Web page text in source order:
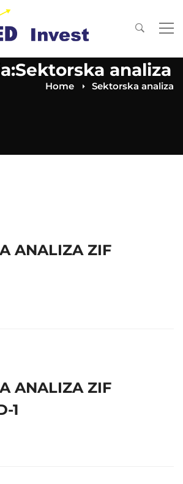
analiza
Home Sektorska analiza
ANALIZA ZIF
ANALIZA ZIF
1